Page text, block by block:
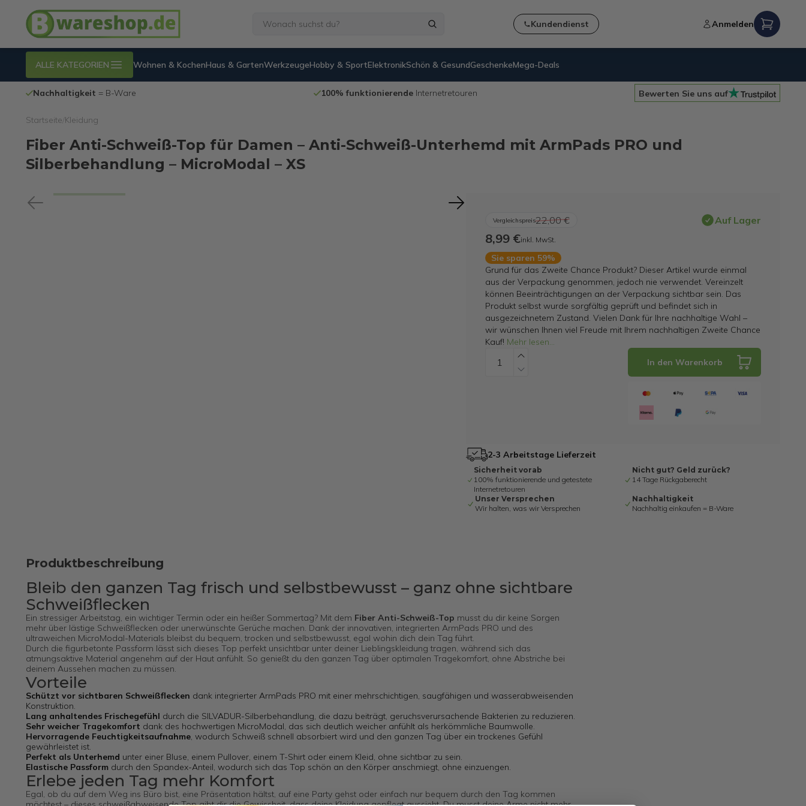
Kundendienst Anmelden
ALLE KATEGORIEN Wohnen & KochenHaus & GartenWerkzeugeHobby & SportElektronikSchön & GesundGeschenkeMega-Deals
100% funktionierende 14 TageRückgaberecht Kostenloser Versandab 60€
Bewerten Sie uns auf
Startseite Kleidung
Fiber Anti-Schweiß-Top für Damen – Anti-Schweiß-Unterhemd mit ArmPads PRO und
Silberbehandlung – MicroModal – XS
Vergleichspreis22,00 € Auf Lager
8,99 €inkl. MwSt.
Sie sparen 59%
Grund für das Zweite Chance Produkt? Dieser Artikel wurde einmal
aus der Verpackung genommen, jedoch nie verwendet. Vereinzelt
können Beeinträchtigungen an der Verpackung sichtbar sein. Das
Produkt selbst wurde sorgfältig geprüft und befindet sich in
ausgezeichnetem Zustand. Vielen Dank für Ihre nachhaltige Wahl –
wir wünschen Ihnen viel Freude mit Ihrem nachhaltigen Zweite Chance
Kauf! Mehr lesen...
In den Warenkorb
2-3 Arbeitstage Lieferzeit
Sicherheit vorab
100% funktionierende und getestete
Internetretouren
Nicht gut? Geld zurück?
14 Tage Rückgaberecht
Unser Versprechen
Wir halten, was wir Versprechen
Nachhaltigkeit
Nachhaltig einkaufen = B-Ware
Produktbeschreibung
Bleib den ganzen Tag frisch und selbstbewusst – ganz ohne sichtbare
Schweißflecken
Ein stressiger Arbeitstag, ein wichtiger Termin oder ein heißer Sommertag? Mit dem Fiber Anti-Schweiß-Top musst du dir keine Sorgen
mehr über lästige Schweißflecken oder unerwünschte Gerüche machen. Dank der innovativen, integrierten ArmPads PRO und des
ultraweichen MicroModal-Materials bleibst du bequem, trocken und selbstbewusst, egal wohin dich dein Tag führt.
Durch die figurbetonte Passform lässt sich dieses Top perfekt unsichtbar unter deiner Lieblingskleidung tragen, während sich das
atmungsaktive Material angenehm auf der Haut anfühlt. So genießt du den ganzen Tag über optimalen Tragekomfort, ohne Abstriche bei
deinem Aussehen machen zu müssen.
Vorteile
Schützt vor sichtbaren Schweißflecken dank integrierter ArmPads PRO mit einer mehrschichtigen, saugfähigen und wasserabweisenden
Konstruktion.
Lang anhaltendes Frischegefühl durch die SILVADUR-Silberbehandlung, die dazu beiträgt, geruchsverursachende Bakterien zu reduzieren.
Sehr weicher Tragekomfort dank des hochwertigen MicroModal, das sich deutlich weicher anfühlt als herkömmliche Baumwolle.
Hervorragende Feuchtigkeitsaufnahme, wodurch Schweiß schnell absorbiert wird und den ganzen Tag über ein trockenes Gefühl
gewährleistet ist.
Perfekt als Unterhemd unter einer Bluse, einem Pullover, einem T-Shirt oder einem Kleid, ohne sichtbar zu sein.
Elastische Passform durch den Spandex-Anteil, wodurch sich das Top schön an den Körper anschmiegt, ohne einzuengen.
Erlebe jeden Tag mehr Komfort
Egal, ob du auf dem Weg ins Büro bist, eine Präsentation hältst, auf eine Party gehst oder einfach nur bequem durch den Tag kommen